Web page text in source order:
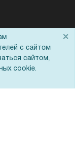
с сайтом
сайтом,
cookie.
×
при